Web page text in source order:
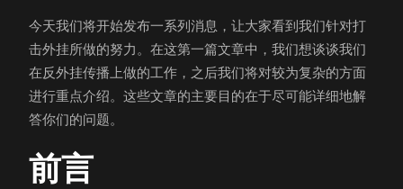
今天我们将开始发布一系列消息，让大家看到我们针对打
击外挂所做的努力。在这第一篇文章中，我们想谈谈我们
在反外挂传播上做的工作，之后我们将对较为复杂的方面
进行重点介绍。这些文章的主要目的在于尽可能详细地解
答你们的问题。
前言